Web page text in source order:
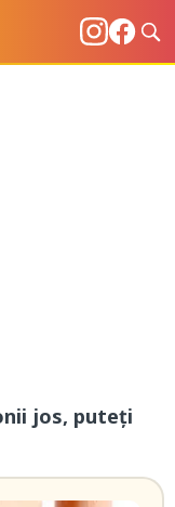
jos, puteți